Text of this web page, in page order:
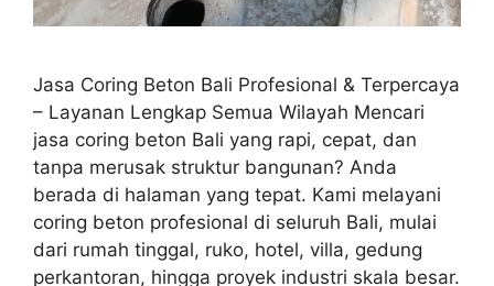
Jasa Coring Beton Bali Profesional & Terpercaya
– Layanan Lengkap Semua Wilayah Mencari
jasa coring beton Bali yang rapi, cepat, dan
tanpa merusak struktur bangunan? Anda
berada di halaman yang tepat. Kami melayani
coring beton profesional di seluruh Bali, mulai
dari rumah tinggal, ruko, hotel, villa, gedung
perkantoran, hingga proyek industri skala besar.